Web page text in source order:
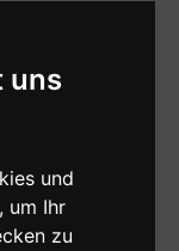
uns
und
um Ihr
zu